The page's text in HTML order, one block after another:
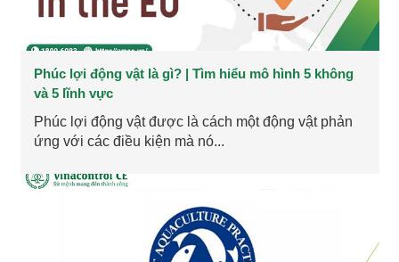
Phúc lợi động vật là gì? | Tìm hiểu mô hình 5 không
và 5 lĩnh vực
Phúc lợi động vật được là cách một động vật phản
ứng với các điều kiện mà nó...